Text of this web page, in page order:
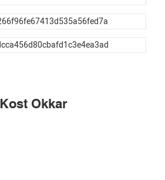
Kost Okkar